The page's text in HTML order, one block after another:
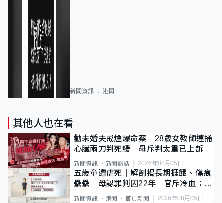
新聞資訊 港聞
其他人也在看
勸未婚夫戒煙爆命案 28歲女教師連捅
心臟兩刀判死緩 母斥判太重已上訴
新聞資訊 新聞熱話 2026年08月05日
五歲童遭虐死｜解剖揭長期捱餓、傷痕
纍纍 母認罪判囚22年 官斥冷血：同
類案最惡劣
新聞資訊 港聞 首頁新聞 2026年08月05日